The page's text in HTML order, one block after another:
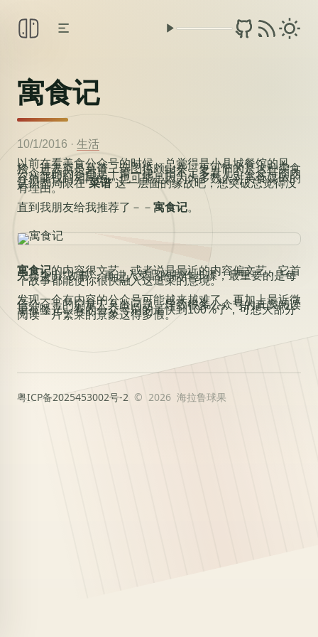
寓食记
10/1/2016 · 生活
以前在看美食公众号的时候，总觉得是小县城餐馆的风
格，进去就是菜谱，选图也颇山寨，更可怕的是这种美食
公众号的内容都是千篇一律，指不定多看几个公众号的内
容就能找到相同的。也可能是因为大多数人对美食媒体的
认识都局限在“菜谱”这一层面的缘故吧，想突破总觉得没
有理由。
直到我朋友给我推荐了－－ 寓食记。
寓食记的内容很文艺，或者说是最近的内容偏文艺，它首
先会突出“故事”，再进入菜品的制作步骤，最重要的是每
个故事都能使你很快融入这道菜的意境。
发现一个有内容的公众号可能越来越难了，再加上最近微
信公众号的刷量工具出问题，导致很多公众号的真实阅读
量被曝光，有的公众号刷的量快到100%了，可想大部分
阅读一片繁荣的景象这得多假。
粤ICP备2025453002号-2 © 2026 海拉鲁球果